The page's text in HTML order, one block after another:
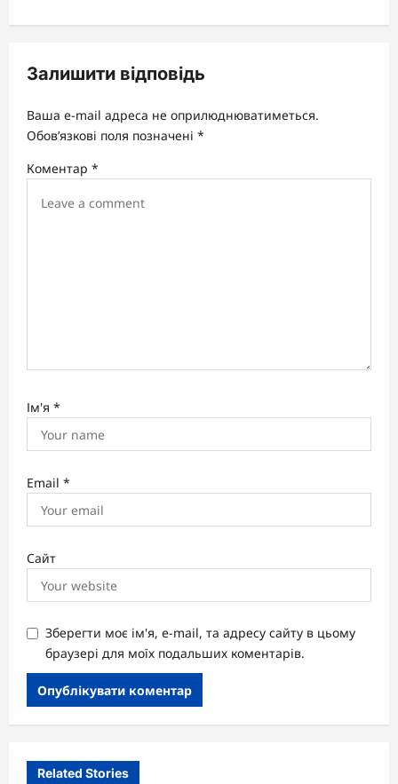
v
g
t
Залишити відповідь
Ваша e-mail адреса не оприлюднюватиметься.
Обов’язкові поля позначені *
Коментар *
Ім'я *
Email *
Сайт
Зберегти моє ім'я, e-mail, та адресу сайту в цьому
браузері для моїх подальших коментарів.
Related Stories